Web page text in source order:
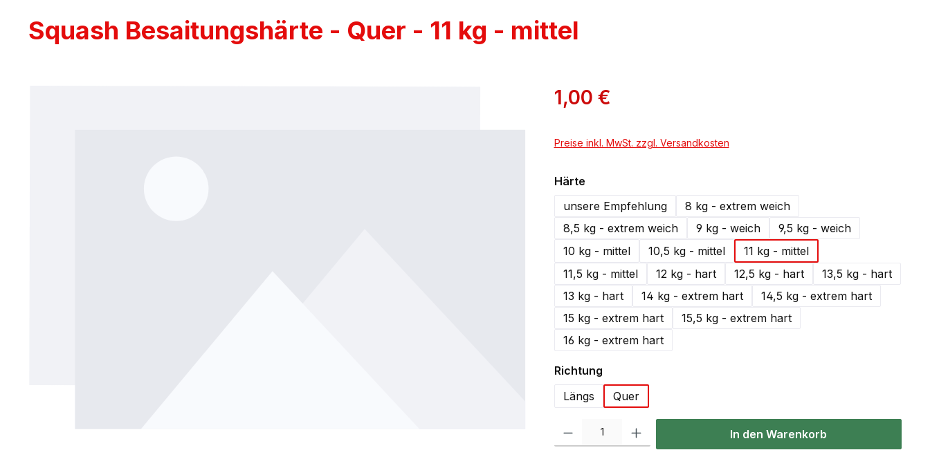
Squash Besaitungshärte - Quer - 11 kg - mittel
1,00 €
Preise inkl. MwSt. zzgl. Versandkosten
Härteauswählen
unsere Empfehlung
8 kg - extrem weich
8,5 kg - extrem weich
9 kg - weich
9,5 kg - weich
10 kg - mittel
10,5 kg - mittel
11 kg - mittel
11,5 kg - mittel
12 kg - hart 12,5 kg - hart
13,5 kg - hart
13 kg - hart
14 kg - extrem hart
14,5 kg - extrem hart
15 kg - extrem hart
15,5 kg - extrem hart
16 kg - extrem hart
Richtungauswählen
Längs
Quer
Produkt Anzahl: Gib den gewünschten Wert ein oder benutze die Schaltflächen
In den Warenkorb